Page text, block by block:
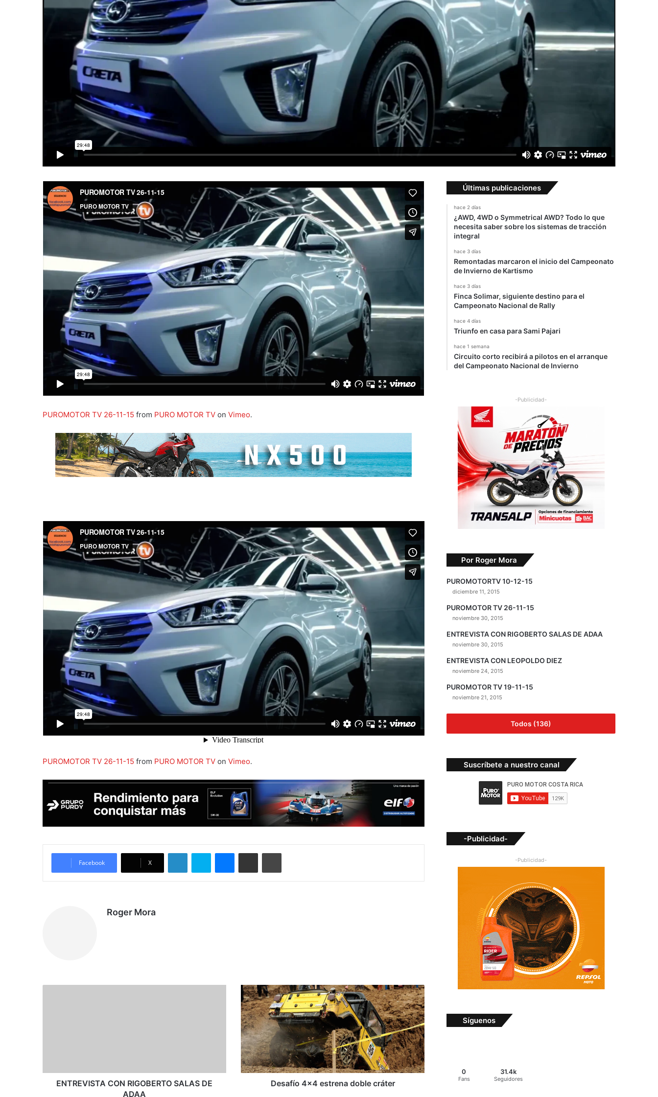
PUROMOTOR TV 26-11-15 from PURO MOTOR TV on Vimeo.
PUROMOTOR TV 26-11-15 from PURO MOTOR TV on Vimeo.
Facebook X
Roger Mora
T
ENTREVISTA CON RIGOBERTO SALAS DE
ADAA
D
e
s
a
f
í
o
4
x
Desafío 4x4 estrena doble cráter
Últimas publicaciones
hace 2 días
¿AWD, 4WD o Symmetrical AWD? Todo lo que
necesita saber sobre los sistemas de tracción
integral
hace 3 días
Remontadas marcaron el inicio del Campeonato
de Invierno de Kartismo
hace 3 días
Finca Solimar, siguiente destino para el
Campeonato Nacional de Rally
hace 4 días
Triunfo en casa para Sami Pajari
hace 1 semana
Circuito corto recibirá a pilotos en el arranque
del Campeonato Nacional de Invierno
-Publicidad-
Por Roger Mora
PUROMOTORTV 10-12-15
diciembre 11, 2015
PUROMOTOR TV 26-11-15
noviembre 30, 2015
ENTREVISTA CON RIGOBERTO SALAS DE ADAA
noviembre 30, 2015
ENTREVISTA CON LEOPOLDO DIEZ
noviembre 24, 2015
PUROMOTOR TV 19-11-15
noviembre 21, 2015
Todos (136)
Suscríbete a nuestro canal
-Publicidad-
-Publicidad-
Síguenos
0
Fans
31.4k
Seguidores